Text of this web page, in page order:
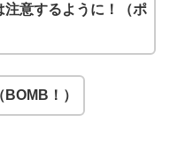
意するように！（ポ
BOMB！）